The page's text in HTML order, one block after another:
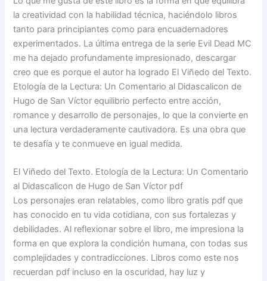
la creatividad con la habilidad técnica, haciéndolo libros
tanto para principiantes como para encuadernadores
experimentados. La última entrega de la serie Evil Dead MC
me ha dejado profundamente impresionado, descargar
creo que es porque el autor ha logrado El Viñedo del Texto.
Etología de la Lectura: Un Comentario al Didascalicon de
Hugo de San Víctor equilibrio perfecto entre acción,
romance y desarrollo de personajes, lo que la convierte en
una lectura verdaderamente cautivadora. Es una obra que
te desafía y te conmueve en igual medida.
El Viñedo del Texto. Etología de la Lectura: Un Comentario
al Didascalicon de Hugo de San Víctor pdf
Los personajes eran relatables, como libro gratis pdf que
has conocido en tu vida cotidiana, con sus fortalezas y
debilidades. Al reflexionar sobre el libro, me impresiona la
forma en que explora la condición humana, con todas sus
complejidades y contradicciones. Libros como este nos
recuerdan pdf incluso en la oscuridad, hay luz y